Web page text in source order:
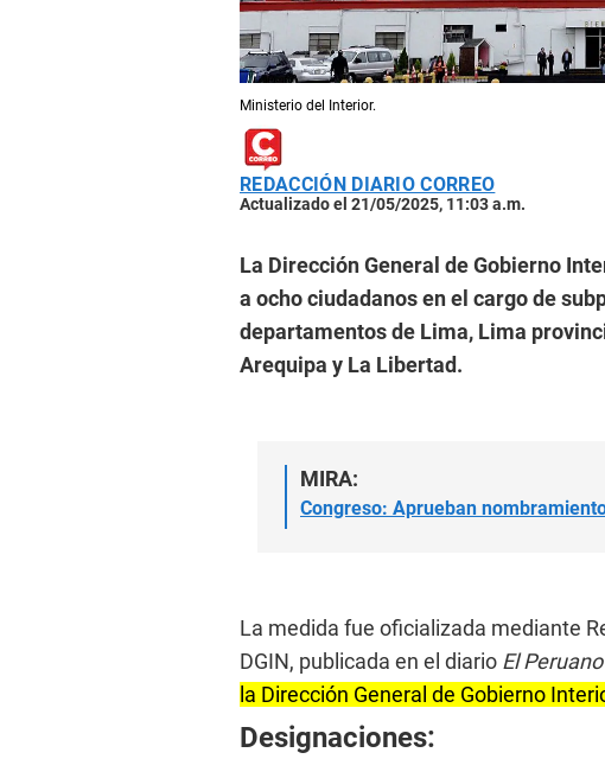
Ministerio del Interior.
REDACCIÓN DIARIO CORREO
Actualizado el 21/05/2025, 11:03 a.m.
La Dirección General de Gobierno
a ocho ciudadanos en el cargo de
departamentos de Lima, Lima
Arequipa y La Libertad.
MIRA:
Congreso: Aprueban
La medida fue oficializada mediante
DGIN, publicada en el diario El Peruano
la Dirección General de Gobierno
Designaciones: